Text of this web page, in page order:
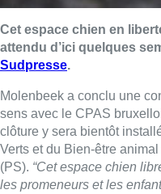
Cet espace chien en
attendu d’ici quelques
Sudpresse.
Molenbeek a conclu une
sens avec le CPAS
clôture y sera bientôt
Verts et du Bien-être
(PS). “Cet espace chien
les promeneurs et les